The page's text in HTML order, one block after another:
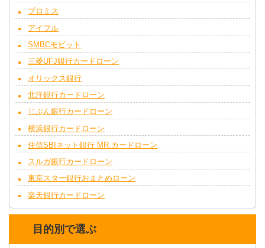
プロミス
アイフル
SMBCモビット
三菱UFJ銀行カードローン
オリックス銀行
北洋銀行カードローン
じぶん銀行カードローン
横浜銀行カードローン
住信SBIネット銀行 MR.カードローン
スルガ銀行カードローン
東京スター銀行おまとめローン
楽天銀行カードローン
目的別で選ぶ